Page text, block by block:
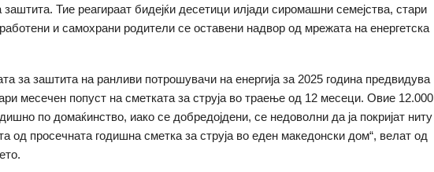
заштита. Тие реагираат бидејќи десетици илјади сиромашни семејства, стари
и самохрани родители се оставени надвор од мрежата на енергетска
за заштита на ранливи потрошувачи на енергија за 2025 година предвидува
месечен попуст на сметката за струја во траење од 12 месеци. Овие 12.000
по домаќинство, иако се добредојдени, се недоволни да ја покријат ниту
од просечната годишна сметка за струја во еден македонски дом“, велат од